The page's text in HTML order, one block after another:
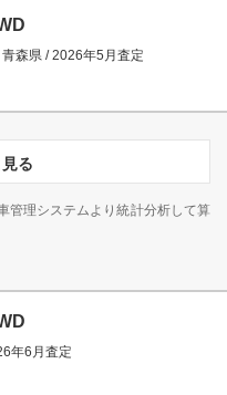
青森県 /2026年5月査定
る
管理システムより統計分析して算
年6月査定